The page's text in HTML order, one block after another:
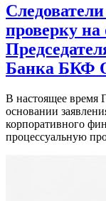
проверку на
Банка БКФ
В настоящее
основании
корпоративного
процессуальную